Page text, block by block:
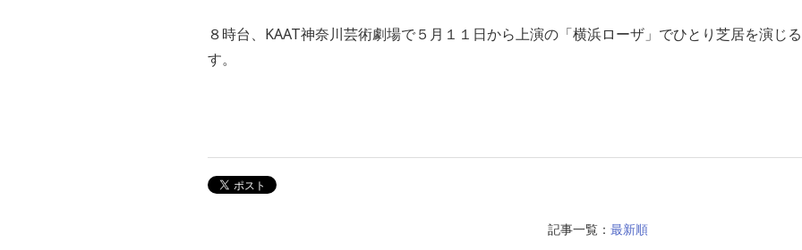
８時台、 KAAT神奈川芸術劇場で５月１１日から上演の「横浜ローザ」でひとり芝居を演じ
す。
記事一覧： 最新順